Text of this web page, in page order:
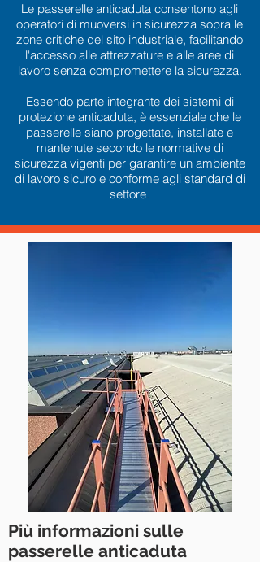
Le passerelle anticaduta consentono agli
operatori di muoversi in sicurezza sopra le
zone critiche del sito industriale, facilitando
l'accesso alle attrezzature e alle aree di
lavoro senza compromettere la sicurezza.
Essendo parte integrante dei sistemi di
protezione anticaduta, è essenziale che le
passerelle siano progettate, installate e
mantenute secondo le normative di
sicurezza vigenti per garantire un ambiente
di lavoro sicuro e conforme agli standard di
settore.
Più informazioni sulle
passerelle anticaduta